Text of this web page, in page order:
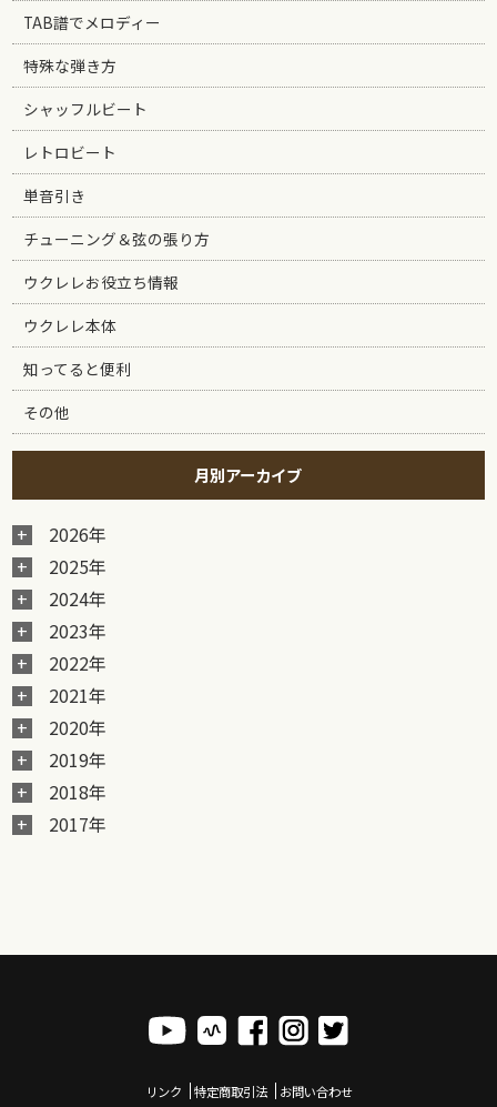
TAB譜でメロディー
特殊な弾き方
シャッフルビート
レトロビート
単音引き
チューニング＆弦の張り方
ウクレレお役立ち情報
ウクレレ本体
知ってると便利
その他
月別アーカイブ
2026年
2025年
2024年
2023年
2022年
2021年
2020年
2019年
2018年
2017年
リンク 特定商取引法 お問い合わせ